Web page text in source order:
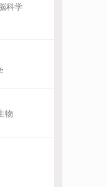
科学
物